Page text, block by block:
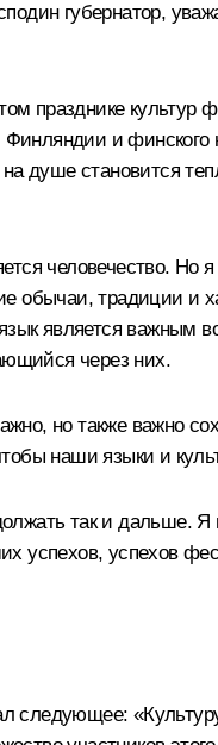
губернатор,
празднике культур
Финляндии и
душе становится
человечество. Но я
традиции и
является важным
через них.
но также важно
наши языки и
так и дальше.
успехов, успехов